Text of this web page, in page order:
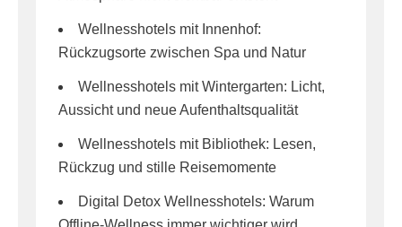
Wellnesshotels mit Innenhof:
Rückzugsorte zwischen Spa und Natur
Wellnesshotels mit Wintergarten: Licht,
Aussicht und neue Aufenthaltsqualität
Wellnesshotels mit Bibliothek: Lesen,
Rückzug und stille Reisemomente
Digital Detox Wellnesshotels: Warum